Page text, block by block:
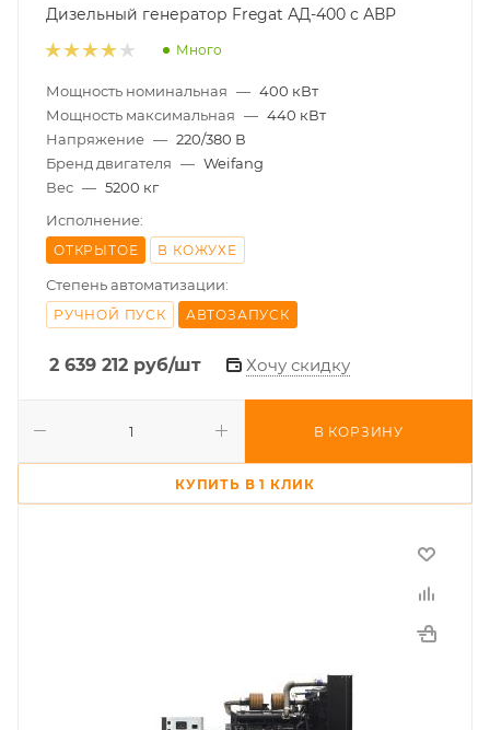
Дизельный генератор Fregat АД-400 с АВР
Много
Мощность номинальная — 400 кВт
Мощность максимальная — 440 кВт
Напряжение — 220/380 В
Бренд двигателя — Weifang
Вес — 5200 кг
Исполнение:
ОТКРЫТОЕ В КОЖУХЕ
Степень автоматизации:
РУЧНОЙ ПУСК АВТОЗАПУСК
2 639 212 руб/шт Хочу скидку
В КОРЗИНУ
КУПИТЬ В 1 КЛИК